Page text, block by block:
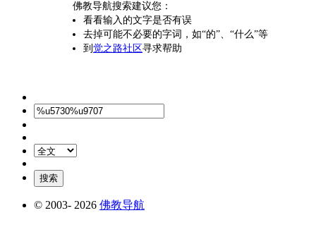
佛教导航搜索建议您：
看看输入的文字是否有误
去掉可能不必要的字词，如“的”、“什么”等
到 觉之路社区寻求帮助
© 2003- 2026 佛教导航